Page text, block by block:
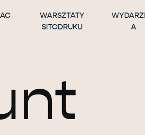
WARSZTATY
SITODRUKU
A